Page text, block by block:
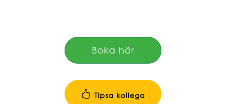
Boka här
Tipsa kollega